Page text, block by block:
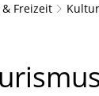
& Freizeit